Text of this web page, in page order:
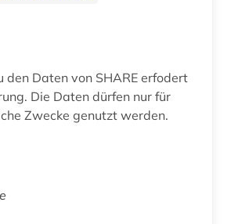
den Daten von SHARE erfodert
nur für
Zwecke genutzt werden.